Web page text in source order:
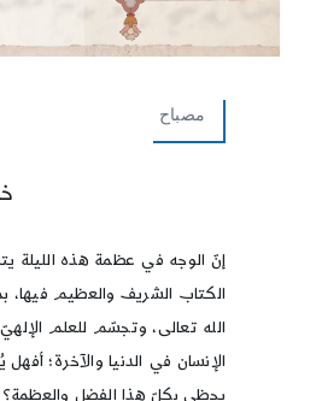
مصباح
إنّ الوجه في عظمة هذه الليلة
الكتاب الشريف والعظيم فيها،
الله تعالى، وتجسّم للعلم
الإنسان في الدنيا والآخرة؛
يحظى بكلّ هذا الفضل والعظمة؟